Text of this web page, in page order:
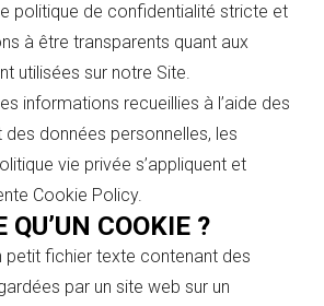
politique de confidentialité stricte et
à être transparents quant aux
utilisées sur notre Site.
informations recueillies à l’aide des
données personnelles, les
vie privée s’appliquent et
Cookie Policy.
QU’UN COOKIE ?
petit fichier texte contenant des
par un site web sur un